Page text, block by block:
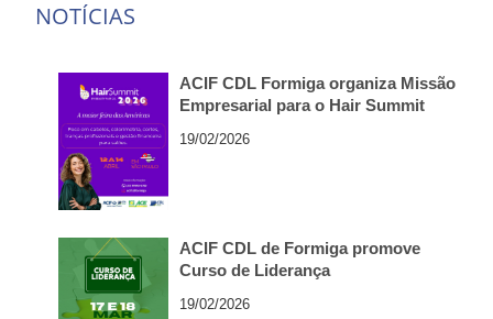
NOTÍCIAS
ACIF CDL Formiga organiza Missão
Empresarial para o Hair Summit
19/02/2026
ACIF CDL de Formiga promove
Curso de Liderança
19/02/2026